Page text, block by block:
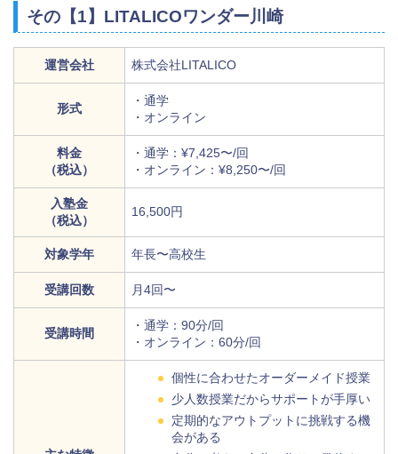
その【1】LITALICOワンダー川崎
運営会社 株式会社LITALICO
形式
・通学
・オンライン
料金
（税込）
・通学：¥7,425〜/回
・オンライン：¥8,250〜/回
入塾金
（税込）
16,500円
対象学年 年長〜高校生
受講回数 月4回〜
受講時間
・通学：90分/回
・オンライン：60分/回
個性に合わせたオーダーメイド授業
少人数授業だからサポートが手厚い
定期的なアウトプットに挑戦する機
会がある